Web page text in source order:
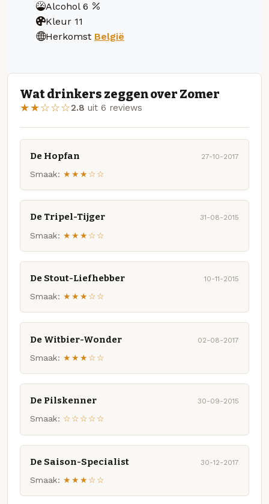
Alcohol 6
Kleur 11
Herkomst België
Wat drinkers zeggen over Zomer
★★☆☆☆2.8 uit 6 reviews
De Hopfan 27-10-2017
Smaak: ★★★☆☆
De Tripel-Tijger 31-08-2015
Smaak: ★★★☆☆
De Stout-Liefhebber 10-11-2015
Smaak: ★★★☆☆
De Witbier-Wonder 02-08-2017
Smaak: ★★★☆☆
De Pilskenner 30-09-2015
Smaak: ☆☆☆☆☆
De Saison-Specialist 30-12-2017
Smaak: ★★★☆☆